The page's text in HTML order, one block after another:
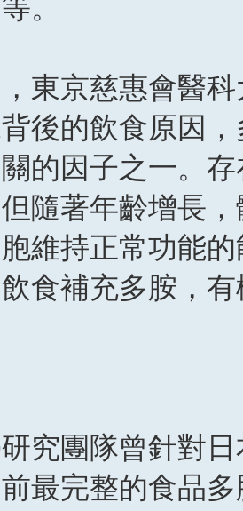
。
東京慈惠會醫
後的飲食原因
的因子之一。
隨著年齡增長
維持正常功能
食補充多胺，
究團隊曾針對
最完整的食品